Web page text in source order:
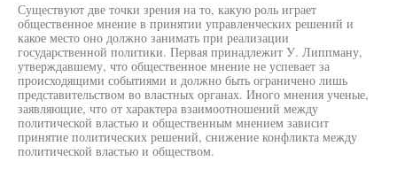
Существуют две точки зрения на то, какую роль играет
общественное мнение в принятии управленческих решений и
какое место оно должно занимать при реализации
государственной политики. Первая принадлежит У. Липпману,
утверждавшему, что общественное мнение не успевает за
происходящими событиями и должно быть ограничено лишь
представительством во властных органах. Иного мнения ученые,
заявляющие, что от характера взаимоотношений между
политической властью и общественным мнением зависит
принятие политических решений, снижение конфликта между
политической властью и обществом.